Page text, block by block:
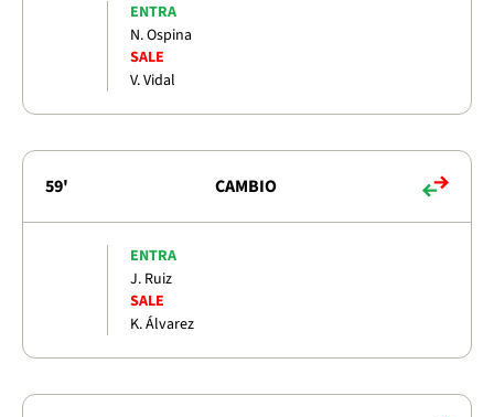
ENTRA
N. Ospina
SALE
V. Vidal
59' CAMBIO
ENTRA
J. Ruiz
SALE
K. Álvarez